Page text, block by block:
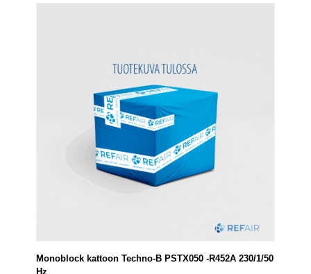
Monoblock kattoon Techno-B PSTX050 -R452A 230/1/50
Hz